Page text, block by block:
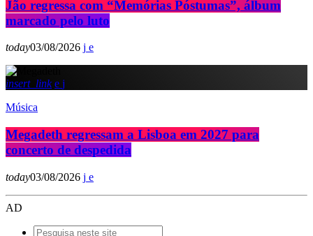
Jão regressa com “Memórias Póstumas”, álbum
marcado pelo luto
today03/08/2026
insert_link
Música
Megadeth regressam a Lisboa em 2027 para
concerto de despedida
today03/08/2026
AD